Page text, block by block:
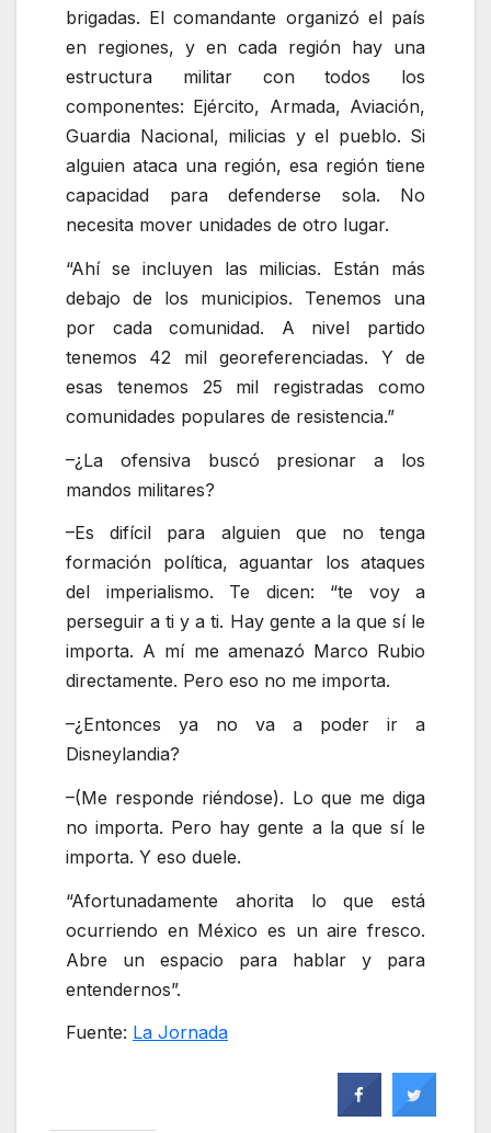
brigadas. El comandante organizó el país
en regiones, y en cada región hay una
estructura militar con todos los
componentes: Ejército, Armada, Aviación,
Guardia Nacional, milicias y el pueblo. Si
alguien ataca una región, esa región tiene
capacidad para defenderse sola. No
necesita mover unidades de otro lugar.
Ahí se incluyen las milicias. Están más
debajo de los municipios. Tenemos una
por cada comunidad. A nivel partido
tenemos 42 mil georeferenciadas. Y de
esas tenemos 25 mil registradas como
comunidades populares de resistencia.
–¿La ofensiva buscó presionar a los
mandos militares?
–Es difícil para alguien que no tenga
formación política, aguantar los ataques
del imperialismo. Te dicen: “te voy a
perseguir a ti y a ti. Hay gente a la que sí le
importa. A mí me amenazó Marco Rubio
directamente. Pero eso no me importa.
–¿Entonces ya no va a poder ir a
Disneylandia?
–(Me responde riéndose). Lo que me diga
no importa. Pero hay gente a la que sí le
importa. Y eso duele.
Afortunadamente ahorita lo que está
ocurriendo en México es un aire fresco.
Abre un espacio para hablar y para
entendernos .
Fuente: La Jornada